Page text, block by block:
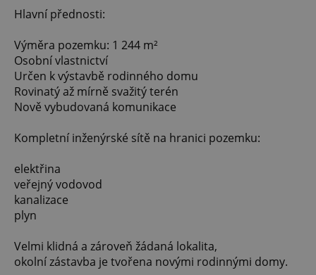
Hlavní přednosti:
Výměra pozemku: 1 244 m²
Osobní vlastnictví
Určen k výstavbě rodinného domu
Rovinatý až mírně svažitý terén
Nově vybudovaná komunikace
Kompletní inženýrské sítě na hranici pozemku:
elektřina
veřejný vodovod
kanalizace
plyn
Velmi klidná a zároveň žádaná lokalita,
okolní zástavba je tvořena novými rodinnými domy.